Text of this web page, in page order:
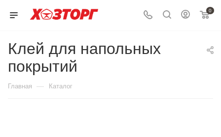
0
Клей для напольных
покрытий
Главная — Каталог